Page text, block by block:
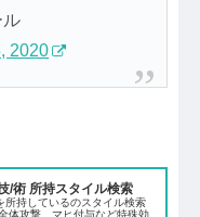
2020
/術 所持スタイル検索
所持しているのスタイル検索
体攻撃、マヒ付与など特殊効